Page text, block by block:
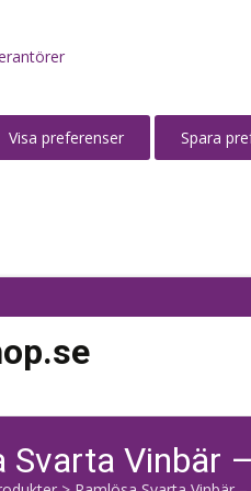
Visa preferenser Spara
Svarta Vinbär